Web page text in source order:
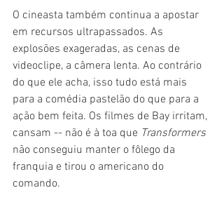
O cineasta também continua a apostar
em recursos ultrapassados. As
explosões exageradas, as cenas de
videoclipe, a câmera lenta. Ao contrário
do que ele acha, isso tudo está mais
para a comédia pastelão do que para a
ação bem feita. Os filmes de Bay irritam,
cansam -- não é à toa que Transformers
não conseguiu manter o fôlego da
franquia e tirou o americano do
comando.